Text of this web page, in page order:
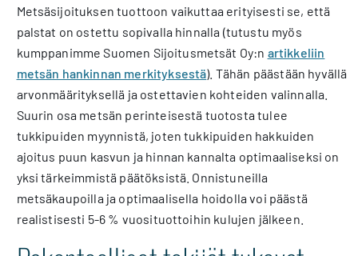
Metsäsijoituksen tuottoon vaikuttaa erityisesti se, että
palstat on ostettu sopivalla hinnalla (tutustu myös
kumppanimme Suomen Sijoitusmetsät Oy:n artikkeliin
metsän hankinnan merkityksestä). Tähän päästään hyvällä
arvonmäärityksellä ja ostettavien kohteiden valinnalla.
Suurin osa metsän perinteisestä tuotosta tulee
tukkipuiden myynnistä, joten tukkipuiden hakkuiden
ajoitus puun kasvun ja hinnan kannalta optimaaliseksi on
yksi tärkeimmistä päätöksistä. Onnistuneilla
metsäkaupoilla ja optimaalisella hoidolla voi päästä
realistisesti 5-6 % vuosituottoihin kulujen jälkeen.